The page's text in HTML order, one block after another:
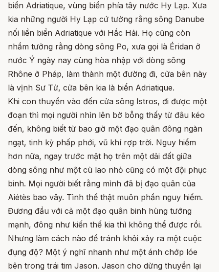
biển Adriatique, vùng biển phía tây nước Hy Lạp. Xưa
kia những người Hy Lạp cứ tưởng rằng sông Danube
nối liền biển Adriatique với Hắc Hải. Họ cũng còn
nhầm tưởng rằng dòng sông Po, xưa gọi là Éridan ở
nước Ý ngày nay cùng hòa nhập với dòng sông
Rhône ở Pháp, làm thành một đường đi, cửa bên này
là vịnh Sư Tử, cửa bên kia là biển Adriatique.
Khi con thuyền vào đến cửa sông Istros, đi được một
đoạn thì mọi người nhìn lên bờ bỗng thấy từ đâu kéo
đến, không biết từ bao giờ một đạo quân đông ngàn
ngạt, tinh kỳ phấp phới, vũ khí rợp trời. Nguy hiểm
hơn nữa, ngay trước mặt họ trên một dải đất giữa
dòng sông như một cù lao nhỏ cũng có một đội phục
binh. Mọi người biết rằng mình đã bị đạo quân của
Aiétès bao vây. Tình thế thật muôn phần nguy hiểm.
Đương đầu với cả một đạo quân binh hùng tướng
mạnh, đông như kiến thế kia thì không thể được rồi.
Nhưng làm cách nào để tránh khỏi xảy ra một cuộc
đụng độ? Một ý nghĩ nhanh như một ánh chớp lóe
bên trong trái tim Jason. Jason cho dừng thuyền lại